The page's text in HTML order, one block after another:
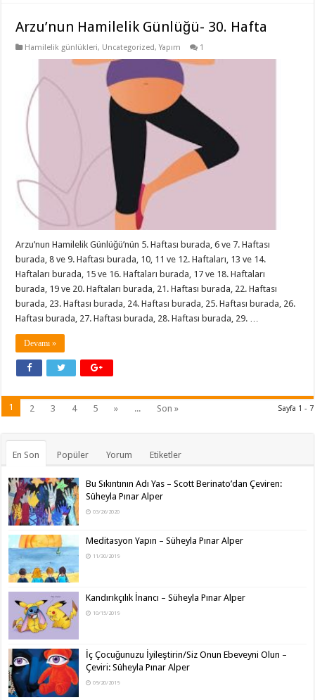
Arzu’nun Hamilelik Günlüğü- 30. Hafta
Hamilelik günlükleri, Uncategorized,Yapım 1
Arzu’nun Hamilelik Günlüğü’nün 5. Haftası burada, 6 ve 7. Haftası
burada, 8 ve 9. Haftası burada, 10, 11 ve 12. Haftaları, 13 ve 14.
Haftaları burada, 15 ve 16. Haftaları burada, 17 ve 18. Haftaları
burada, 19 ve 20. Haftaları burada, 21. Haftası burada, 22. Haftası
burada, 23. Haftası burada, 24. Haftası burada, 25. Haftası burada, 26.
Haftası burada, 27. Haftası burada, 28. Haftası burada, 29. …
Devamı »
Sayfa 1 - 7
1 2 3 4 5 » ... Son »
En Son Popüler Yorum Etiketler
Bu Sıkıntının Adı Yas – Scott Berinato’dan Çeviren:
Süheyla Pınar Alper
03/26/2020
Meditasyon Yapın – Süheyla Pınar Alper
11/30/2019
Kandırıkçılık İnancı – Süheyla Pınar Alper
10/15/2019
İç Çocuğunuzu İyileştirin/Siz Onun Ebeveyni Olun –
Çeviri: Süheyla Pınar Alper
09/20/2019